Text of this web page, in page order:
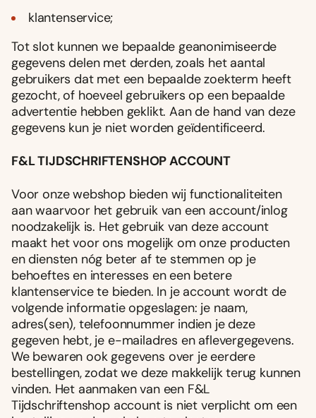
klantenservice;
Tot slot kunnen we bepaalde geanonimiseerde
gegevens delen met derden, zoals het aantal
gebruikers dat met een bepaalde zoekterm heeft
gezocht, of hoeveel gebruikers op een bepaalde
advertentie hebben geklikt. Aan de hand van deze
gegevens kun je niet worden geïdentificeerd.
F&L TIJDSCHRIFTENSHOP ACCOUNT
Voor onze webshop bieden wij functionaliteiten
aan waarvoor het gebruik van een account/inlog
noodzakelijk is. Het gebruik van deze account
maakt het voor ons mogelijk om onze producten
en diensten nóg beter af te stemmen op je
behoeftes en interesses en een betere
klantenservice te bieden. In je account wordt de
volgende informatie opgeslagen: je naam,
adres(sen), telefoonnummer indien je deze
gegeven hebt, je e-mailadres en aflevergegevens.
We bewaren ook gegevens over je eerdere
bestellingen, zodat we deze makkelijk terug kunnen
vinden. Het aanmaken van een F&L
Tijdschriftenshop account is niet verplicht om een